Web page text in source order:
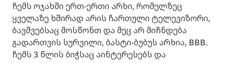
ჩემს ოჯახში ერთ-ერთი არხი, რომელზეც
ყველაზე ხშირად არის ჩართული ტელევიზორი,
ბავშვებსაც მოსწონთ და მეც არ მიჩნდება
გადართვის სურვილი, ბასტი-ბუბუს არხია, BBB.
ჩემს 3 წლის ბიჭსაც აინტერესებს და